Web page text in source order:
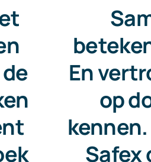
En
op
Safex